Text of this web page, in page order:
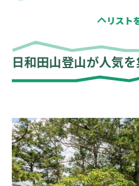
日和田山登山が人気